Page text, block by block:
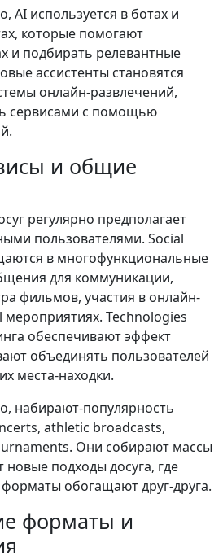
AI используется в ботах и
которые помогают
и подбирать релевантные
ассистенты становятся
онлайн-развлечений,
сервисами с помощью
и общие
регулярно предполагает
пользователями. Social
в многофункциональные
для коммуникации,
фильмов, участия в онлайн-
мероприятиях. Technologies
обеспечивают эффект
объединять пользователей
места-находки.
набирают-популярность
athletic broadcasts,
Они собирают массы
новые подходы досуга, где
обогащают друг-друга.
форматы и